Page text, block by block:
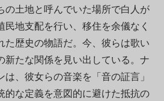
の土地と呼んでいた場所で白人が
地支配を行い、移住を余儀なく
た歴史の物語だ。今、彼らは歌い
新たな関係を見い出している。ナ
、彼女らの音楽を「音の証言」
的な定義を意図的に避けた抵抗の